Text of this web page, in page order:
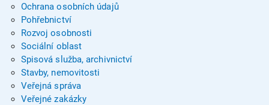
Ochrana osobních údajů
Pohřebnictví
Rozvoj osobnosti
Sociální oblast
Spisová služba, archivnictví
Stavby, nemovitosti
Veřejná správa
Veřejné zakázky